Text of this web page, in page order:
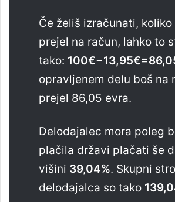
Če želiš izračunati, koliko
prejel na račun, lahko to
tako: 100€−13,95€=86,
opravljenem delu boš na
prejel 86,05 evra.
Delodajalec mora poleg
plačila državi plačati še
višini 39,04%. Skupni
delodajalca so tako